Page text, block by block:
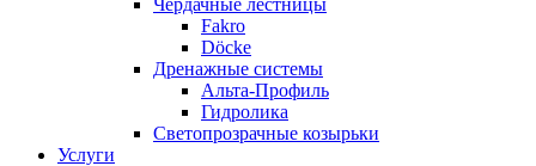
Чердачные лестницы
Fakro
Döcke
Дренажные системы
Альта-Профиль
Гидролика
Светопрозрачные козырьки
Услуги